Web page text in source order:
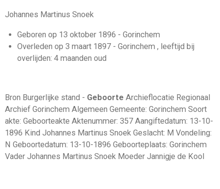
Johannes Martinus Snoek
Geboren op 13 oktober 1896 - Gorinchem
Overleden op 3 maart 1897 - Gorinchem , leeftijd bij
overlijden: 4 maanden oud
Bron Burgerlijke stand - Geboorte Archieflocatie Regionaal
Archief Gorinchem Algemeen Gemeente: Gorinchem Soort
akte: Geboorteakte Aktenummer: 357 Aangiftedatum: 13-10-
1896 Kind Johannes Martinus Snoek Geslacht: M Vondeling:
N Geboortedatum: 13-10-1896 Geboorteplaats: Gorinchem
Vader Johannes Martinus Snoek Moeder Jannigje de Kool